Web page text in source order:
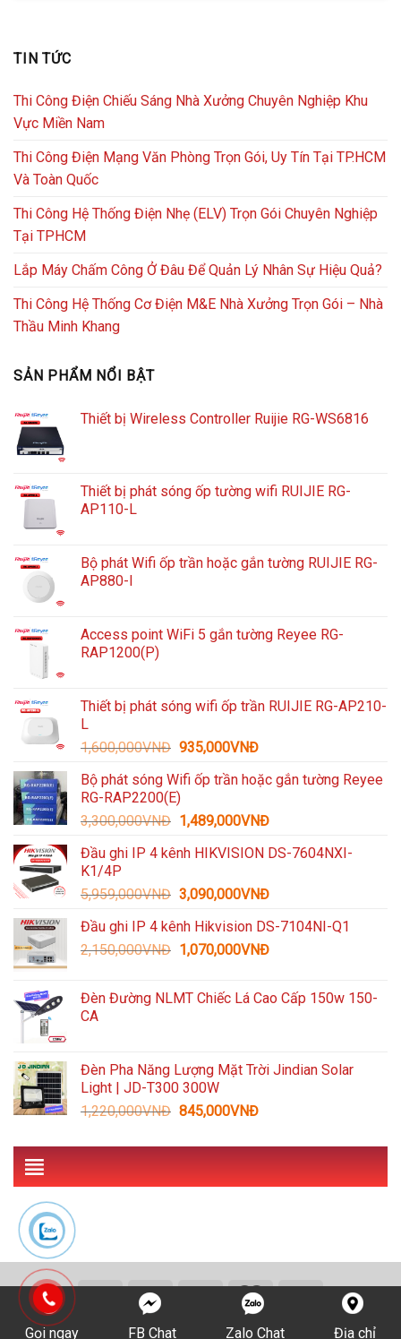
TIN TỨC
Thi Công Điện Chiếu Sáng Nhà Xưởng Chuyên Nghiệp Khu
Vực Miền Nam
Thi Công Điện Mạng Văn Phòng Trọn Gói, Uy Tín Tại TP.HCM
Và Toàn Quốc
Thi Công Hệ Thống Điện Nhẹ (ELV) Trọn Gói Chuyên Nghiệp
Tại TPHCM
Lắp Máy Chấm Công Ở Đâu Để Quản Lý Nhân Sự Hiệu Quả?
Thi Công Hệ Thống Cơ Điện M&E Nhà Xưởng Trọn Gói – Nhà
Thầu Minh Khang
SẢN PHẨM NỔI BẬT
Thiết bị Wireless Controller Ruijie RG-WS6816
Thiết bị phát sóng ốp tường wifi RUIJIE RG-
AP110-L
Bộ phát Wifi ốp trần hoặc gắn tường RUIJIE RG-
AP880-I
Access point WiFi 5 gắn tường Reyee RG-
RAP1200(P)
Thiết bị phát sóng wifi ốp trần RUIJIE RG-AP210-
L
1,600,000VNĐ Giá
là:
1,600,000VNĐ.
935,000VNĐGiá
tại
935,000VNĐ.
Bộ phát sóng Wifi ốp trần hoặc gắn tường Reyee
RG-RAP2200(E)
3,300,000VNĐ Giá
là:
1,489,000VNĐGiá
tại
1,489,000VNĐ.
Đầu ghi IP 4 kênh HIKVISION DS-7604NXI-
K1/4P
5,959,000VNĐ Giá
là:
5,959,000VNĐ.
3,090,000VNĐGiá
tại
là:
Đầu ghi IP 4 kênh Hikvision DS-7104NI-Q1
2,150,000VNĐ Giá
2,150,000VNĐ.
1,070,000VNĐGiá
là:
Đèn Đường NLMT Chiếc Lá Cao Cấp 150w 150-
CA
Đèn Pha Năng Lượng Mặt Trời Jindian Solar
Light | JD-T300 300W
1,220,000VNĐ Giá
là:
845,000VNĐGiá
tại
845,000VNĐ.
Copyright 2026 © cameraminhkhang.net
Gọi ngay FB Chat Zalo Chat Địa chỉ